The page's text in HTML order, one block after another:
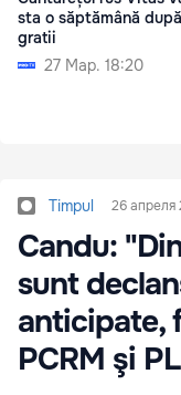
sta o săptămână după
gratii
27 Мар. 18:20
Timpul 26 апреля
Candu:
sunt
anticipate,
PCRM şi